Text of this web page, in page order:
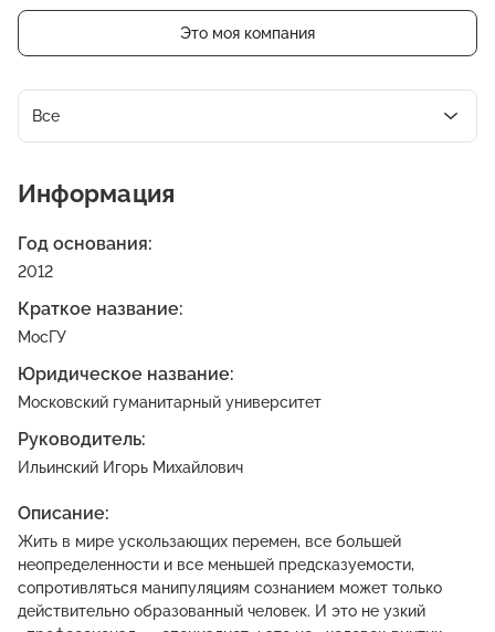
Это моя компания
Все
Информация
Год основания:
2012
Краткое название:
МосГУ
Юридическое название:
Московский гуманитарный университет
Руководитель:
Ильинский Игорь Михайлович
Описание:
Жить в мире ускользающих перемен, все большей
неопределенности и все меньшей предсказуемости,
сопротивляться манипуляциям сознанием может только
действительно образованный человек. И это не узкий